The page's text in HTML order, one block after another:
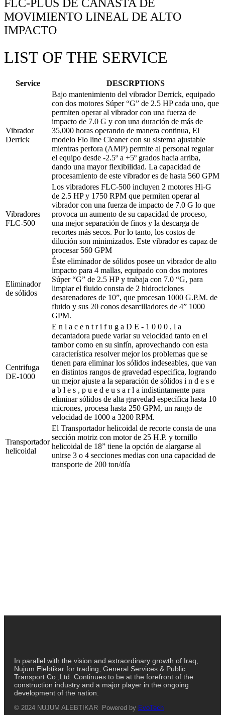
FLC-PLUS DE CANASTA DE
MOVIMIENTO LINEAL DE ALTO
IMPACTO
LIST OF THE SERVICE
Service DESCRPTIONS
Vibrador
Derrick
Bajo mantenimiento del vibrador Derrick, equipado
con dos motores Súper “G” de 2.5 HP cada uno, que
permiten operar al vibrador con una fuerza de
impacto de 7.0 G y con una duración de más de
35,000 horas operando de manera continua, El
modelo Flo line Cleaner con su sistema ajustable
mientras perfora (AMP) permite al personal regular
el equipo desde -2.5º a +5º grados hacia arriba,
dando una mayor flexibilidad. La capacidad de
procesamiento de este vibrador es de hasta 560 GPM
Vibradores
FLC-500
Los vibradores FLC-500 incluyen 2 motores Hi-G
de 2.5 HP y 1750 RPM que permiten operar al
vibrador con una fuerza de impacto de 7.0 G lo que
provoca un aumento de su capacidad de proceso,
una mejor separación de finos y la descarga de
recortes más secos. Por lo tanto, los costos de
dilución son minimizados. Este vibrador es capaz de
procesar 560 GPM
Eliminador
de sólidos
Éste eliminador de sólidos posee un vibrador de alto
impacto para 4 mallas, equipado con dos motores
Súper “G” de 2.5 HP y trabaja con 7.0 “G, para
limpiar el fluido consta de 2 hidrociclones
desarenadores de 10”, que procesan 1000 G.P.M. de
fluido y sus 20 conos desarcilladores de 4” 1000
GPM.
Centrifuga
DE-1000
E n l a c e n t r i f u g a D E - 1 0 0 0 , l a
decantadora puede variar su velocidad tanto en el
tambor como en su sinfín, aprovechando con esta
característica resolver mejor los problemas que se
tienen para eliminar los sólidos indeseables, que van
en distintos rangos de gravedad especifica, logrando
un mejor ajuste a la separación de sólidos i n d e s e
a b l e s , p u e d e u s a r l a indistintamente para
eliminar sólidos de alta gravedad específica hasta 10
micrones, procesa hasta 250 GPM, un rango de
velocidad de 1000 a 3200 RPM.
Transportador
helicoidal
El Transportador helicoidal de recorte consta de una
sección motriz con motor de 25 H.P. y tornillo
helicoidal de 18” tiene la opción de alargarse al
unirse 3 o 4 secciones medias con una capacidad de
transporte de 200 ton/día
In parallel with the vision and extraordinary growth of Iraq,
Nujum Elebtikar for trading, General Services & Public
Transport Co.,Ltd. Continues to be at the forefront of the
construction industry and a major player in the ongoing
development of the nation.
© 2024 NUJUM ALEBTIKAR Powered by EvoTech